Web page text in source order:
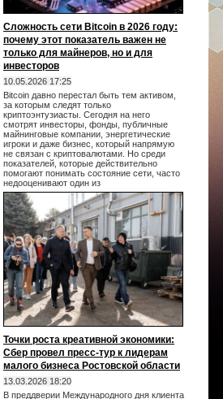
Сложность сети Bitcoin в 2026 году:
почему этот показатель важен не
только для майнеров, но и для
инвесторов
10.05.2026 17:25
Bitcoin давно перестал быть тем активом,
за которым следят только
криптоэнтузиасты. Сегодня на него
смотрят инвесторы, фонды, публичные
майнинговые компании, энергетические
игроки и даже бизнес, который напрямую
не связан с криптовалютами. Но среди
показателей, которые действительно
помогают понимать состояние сети, часто
недооценивают один из
Точки роста креативной экономики:
Сбер провел пресс-тур к лидерам
малого бизнеса Ростовской области
13.03.2026 18:20
В преддверии Международного дня клиента